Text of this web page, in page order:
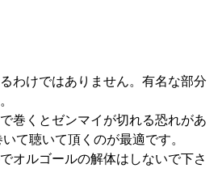
わけではありません。有名な部分
巻くとゼンマイが切れる恐れがあ
て聴いて頂くのが最適です。
オルゴールの解体はしないで下さ